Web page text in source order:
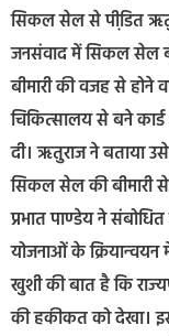
सिकल सेल से पीडि़त
जनसंवाद में सिकल सेल
बीमारी की वजह से
चिकित्‍सालय से बने कार्ड
दी। ऋतुराज ने बताया
सिकल सेल की बीमारी से
प्रभात पाण्‍डेय ने
योजनाओं के
खुशी की बात है कि
की हकीकत को देखा।